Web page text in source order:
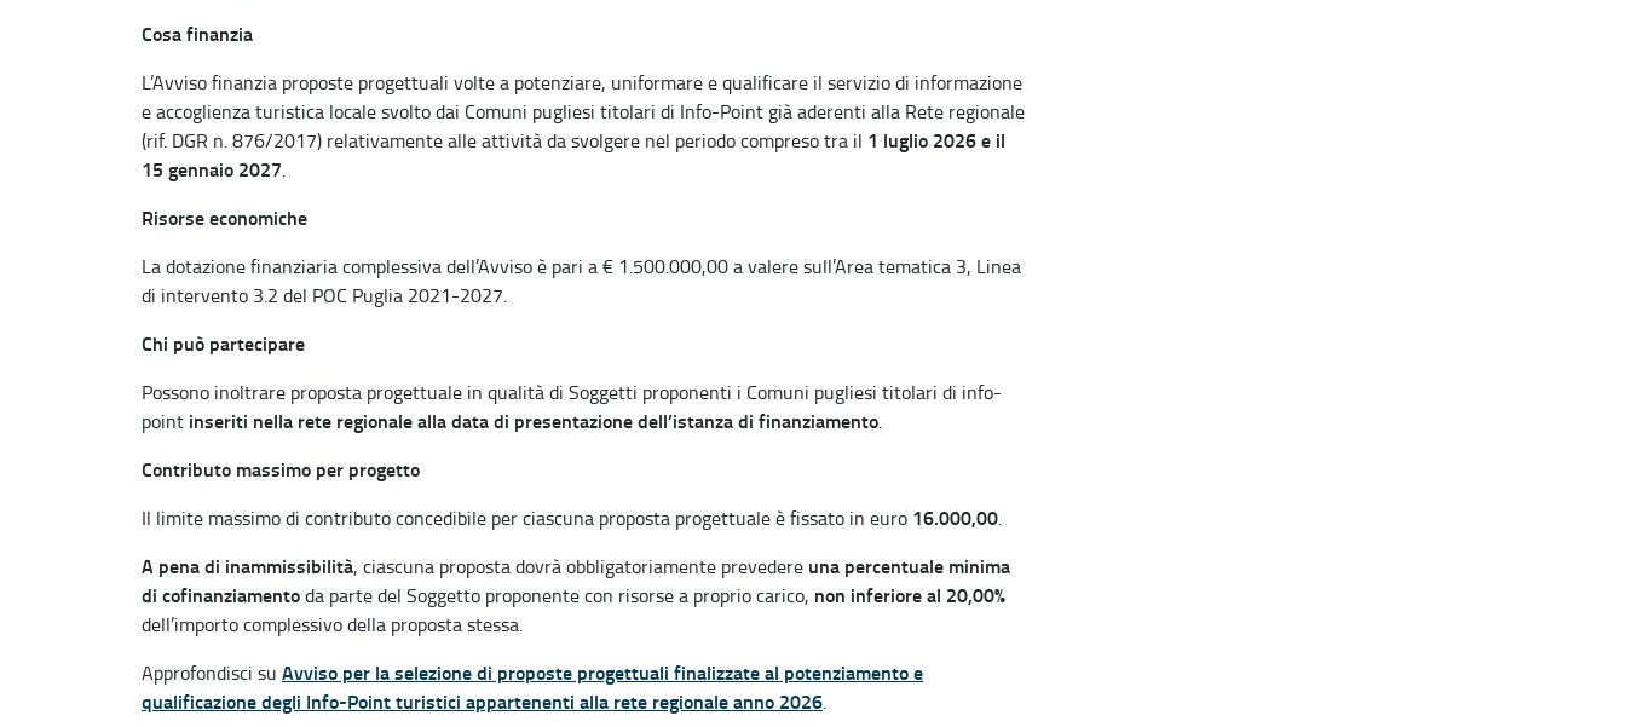
Cosa finanzia
L’Avviso finanzia proposte progettuali volte a potenziare, uniformare e qualificare il servizio di informazione
e accoglienza turistica locale svolto dai Comuni pugliesi titolari di Info-Point già aderenti alla Rete regionale
(rif. DGR n. 876/2017) relativamente alle attività da svolgere nel periodo compreso tra il 1 luglio 2026 e il
15 gennaio 2027.
Risorse economiche
La dotazione finanziaria complessiva dell’Avviso è pari a € 1.500.000,00 a valere sull’Area tematica 3, Linea
di intervento 3.2 del POC Puglia 2021-2027.
Chi può partecipare
Possono inoltrare proposta progettuale in qualità di Soggetti proponenti i Comuni pugliesi titolari di info-
point inseriti nella rete regionale alla data di presentazione dell’istanza di finanziamento.
Contributo massimo per progetto
Il limite massimo di contributo concedibile per ciascuna proposta progettuale è fissato in euro 16.000,00.
A pena di inammissibilità, ciascuna proposta dovrà obbligatoriamente prevedere una percentuale minima
di cofinanziamentoda parte del Soggetto proponente con risorse a proprio carico, non inferiore al 20,00%
dell’importo complessivo della proposta stessa.
Approfondisci su Avviso per la selezione di proposte progettuali finalizzate al potenziamento e
qualificazione degli Info-Point turistici appartenenti alla rete regionale anno 2026.